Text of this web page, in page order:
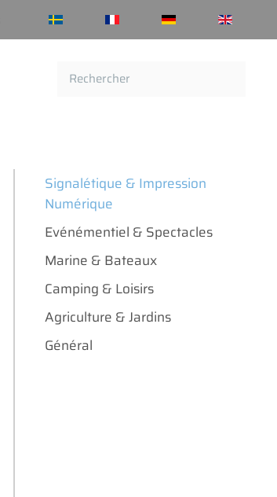
Signalétique & Impression
Numérique
Evénémentiel & Spectacles
Marine & Bateaux
Camping & Loisirs
Agriculture & Jardins
Général